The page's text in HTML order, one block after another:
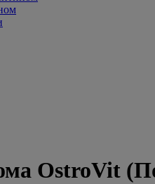
OstroVit